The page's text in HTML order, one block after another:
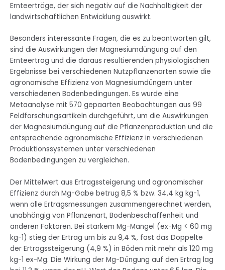
Ernteerträge, der sich negativ auf die Nachhaltigkeit der
landwirtschaftlichen Entwicklung auswirkt.
Besonders interessante Fragen, die es zu beantworten gilt,
sind die Auswirkungen der Magnesiumdüngung auf den
Ernteertrag und die daraus resultierenden physiologischen
Ergebnisse bei verschiedenen Nutzpflanzenarten sowie die
agronomische Effizienz von Magnesiumdüngern unter
verschiedenen Bodenbedingungen. Es wurde eine
Metaanalyse mit 570 gepaarten Beobachtungen aus 99
Feldforschungsartikeln durchgeführt, um die Auswirkungen
der Magnesiumdüngung auf die Pflanzenproduktion und die
entsprechende agronomische Effizienz in verschiedenen
Produktionssystemen unter verschiedenen
Bodenbedingungen zu vergleichen.
Der Mittelwert aus Ertragssteigerung und agronomischer
Effizienz durch Mg-Gabe betrug 8,5 % bzw. 34,4 kg kg-1,
wenn alle Ertragsmessungen zusammengerechnet werden,
unabhängig von Pflanzenart, Bodenbeschaffenheit und
anderen Faktoren. Bei starkem Mg-Mangel (ex-Mg < 60 mg
kg-1) stieg der Ertrag um bis zu 9,4 %, fast das Doppelte
der Ertragssteigerung (4,9 %) in Böden mit mehr als 120 mg
kg-1 ex-Mg. Die Wirkung der Mg-Düngung auf den Ertrag lag